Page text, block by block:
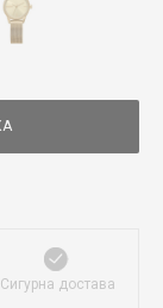
Сигурна достава